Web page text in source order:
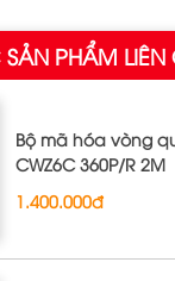
PHẨM LIÊN
Bộ mã hóa vòng
CWZ6C 360P/R 2M
1.400.000đ